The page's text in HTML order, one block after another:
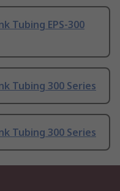
Tubing EPS-300
Tubing 300 Series
Tubing 300 Series